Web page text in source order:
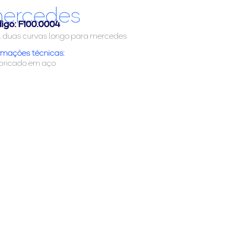
F100.0004
duas curvas longo para mercedes
técnicas:
em aço